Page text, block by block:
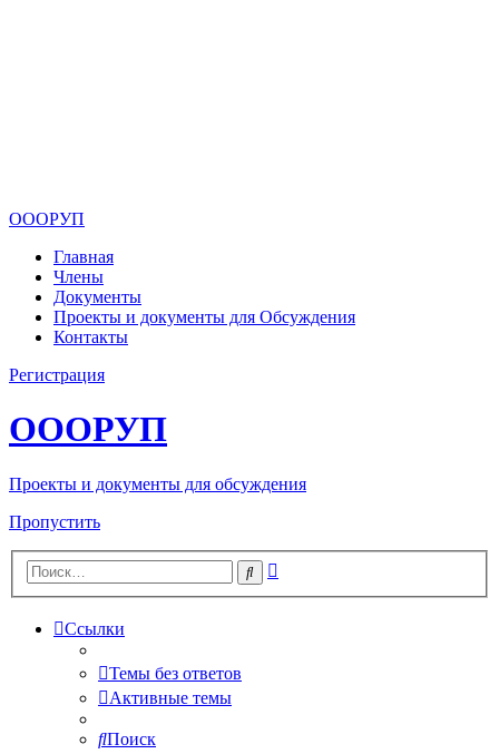
ОООРУП
Главная
Члены
Документы
Проекты и документы для Обсуждения
Контакты
Регистрация
ОООРУП
Проекты и документы для обсуждения
Пропустить
Поиск
Ссылки
Темы без ответов
Активные темы
Поиск